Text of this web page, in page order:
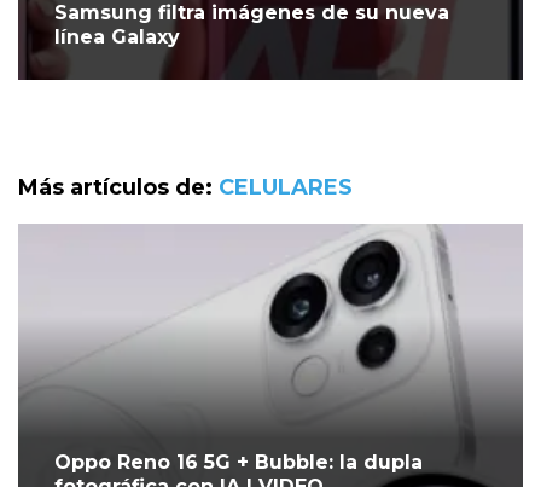
Samsung filtra imágenes de su nueva
línea Galaxy
Más artículos de: CELULARES
Oppo Reno 16 5G + Bubble: la dupla